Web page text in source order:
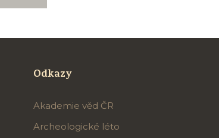
Odkazy
Akademie věd ČR
Archeologické léto